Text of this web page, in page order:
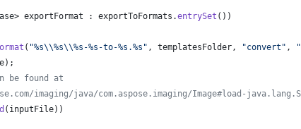
> exportFormat : exportToFormats .entrySet ())
( "%s\\%s\\%s-%s-to-%s.%s" , templatesFolder, "convert" ,
);
be found at
imaging/java/com.aspose.imaging/Image#load-
( inputFile))